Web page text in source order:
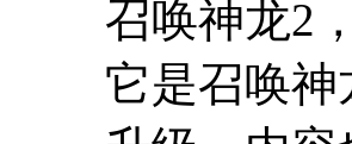
召唤神龙2
它是召唤